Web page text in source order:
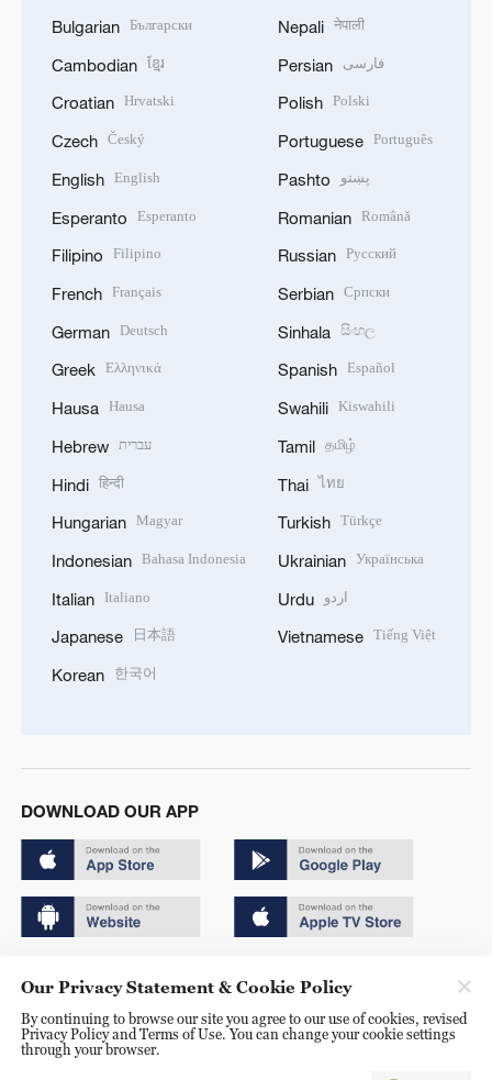
Bulgarian Български
Cambodian ខ្មែរ
Croatian Hrvatski
Czech Český
English English
Esperanto Esperanto
Filipino Filipino
French Français
German Deutsch
Greek Ελληνικά
Hausa Hausa
Hebrew עברית
Hindi हिन्दी
Hungarian Magyar
Indonesian Bahasa Indonesia
Italian Italiano
Japanese 日本語
Korean 한국어
Nepali नेपाली
Persian فارسی
Polish Polski
Portuguese Português
Pashto پښتو
Romanian Română
Russian Русский
Serbian Српски
Sinhala සිංහල
Spanish Español
Swahili Kiswahili
Tamil தமிழ்
Thai ไทย
Turkish Türkçe
Ukrainian Українська
Urdu اردو
Vietnamese Tiếng Việt
DOWNLOAD OUR APP
京ICP备20000184号
京公网安备 11010502050052号
Our Privacy Statement & Cookie Policy
By continuing to browse our site you agree to our use of cookies, revised
Privacy Policy and Terms of Use. You can change your cookie settings
through your browser.